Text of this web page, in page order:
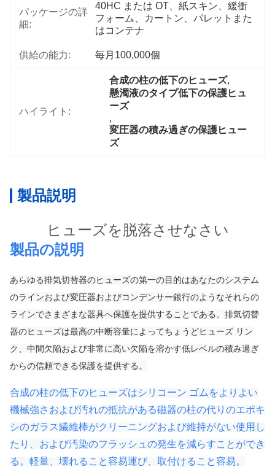
パッケージの詳
細:
40HC または OT、紙スキン、緩衝
フォーム、カートン、パレットまた
はコンテナ
供給の能力: 毎月100,000個
ハイライト:
合成の柱の低下のヒューズ,
懸濁液のタイプ低下の保護ヒュ
ーズ
,
変圧器の積み過ぎの保護ヒュー
ズ
製品説明
ヒューズを脱落させなさい
製品の説明
あらゆる排気切替器のヒューズの第一の目的はあなたのシステム
のラインおよび変圧器およびコンデンサー銀行のようなそれらの
ラインでさまざまな器具へ保護を提供することである。排気切替
器のヒューズは最高の中断容量によってちょうどヒューズ リン
ク、中間欠陥および非常に高い欠陥を溶かす低レベルの積み過ぎ
からの信頼できる保護を提供する。
合成の柱の低下のヒューズはシリコーン ゴムをよりよい
機械強さおよび汚れの抵抗がある磁器の柱の代りのエポキ
シのガラス繊維棒がクリーニングおよび維持がない使用し
たり、および汚染のフラッシュの発生を減らすことができ
る。軽量、壊れること容易運び、取付けること容易。